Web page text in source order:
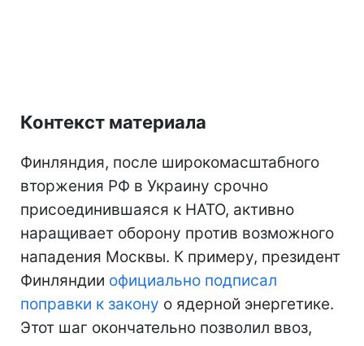
Контекст материала
Финляндия, после широкомасштабного
вторжения РФ в Украину срочно
присоединившаяся к НАТО, активно
наращивает оборону против возможного
нападения Москвы. К примеру, президент
Финляндии официально подписал
поправки к закону о ядерной энергетике.
Этот шаг окончательно позволил ввоз,